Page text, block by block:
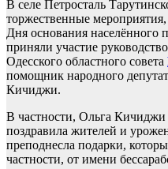
В селе Петросталь
торжественные
Дня основания населённого
приняли участие
Одесского областного совета
помощник народного
Кичиджи.
В частности, Ольга Кичиджи
поздравила жителей и
преподнесла подарки,
частности, от имени